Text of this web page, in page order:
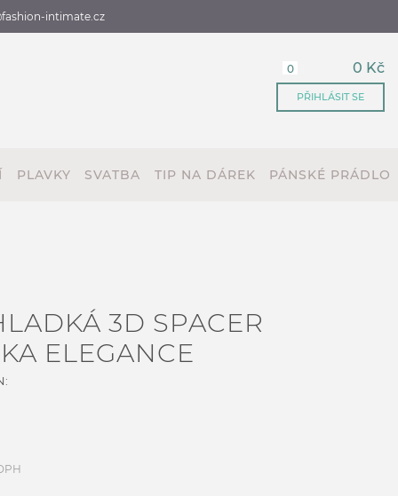
intimate.cz
0 0 Kč
PŘIHLÁSIT SE
PLAVKY SVATBA TIP NA DÁREK PÁNSKÉ PRÁDLO
3D SPACER
ELEGANCE